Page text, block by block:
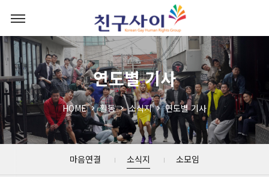
연도별 기사
HOME 활동 소식지 연도별 기사
마음연결 소식지 소모임